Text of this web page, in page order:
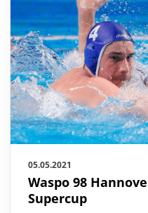
05.05.2021
Waspo 98
Supercup